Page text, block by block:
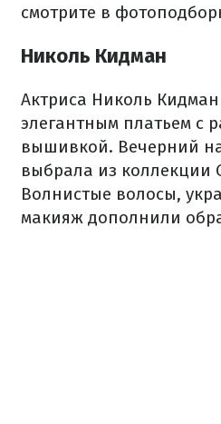
смотрите в
Николь Кидман
Актриса Николь
элегантным платьем с
вышивкой. Вечерний
выбрала из коллекции
Волнистые волосы,
макияж дополнили